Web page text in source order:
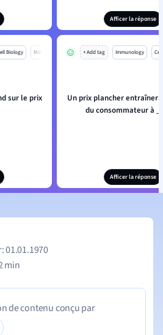
Afficer la réponse
Biology Mo
sur le prix
+ Add tag Immunology
Un prix plancher
du consommateur à
Afficer la réponse
01.01.1970
min
de contenu conçu par